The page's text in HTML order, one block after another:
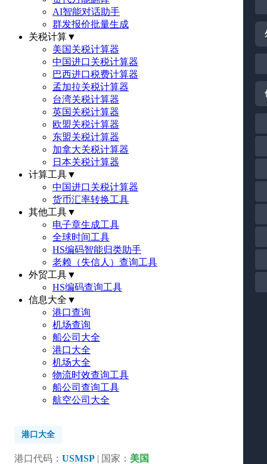
AI智能对话助手
群发报价批量生成
关税计算▼
美国关税计算器
中国进口关税计算器
巴西进口税费计算器
孟加拉关税计算器
台湾关税计算器
英国关税计算器
欧盟关税计算器
东盟关税计算器
加拿大关税计算器
日本关税计算器
计算工具▼
中国进口关税计算器
货币汇率转换工具
其他工具▼
电子章生成工具
全球时间工具
HS编码智能归类助手
老赖（失信人）查询工具
外贸工具▼
HS编码查询工具
信息大全 ▼
港口查询
机场查询
船公司大全
港口大全
机场大全
物流时效查询工具
船公司查询工具
航空公司大全
港口大全
港口代码： USMSP | 国家： 美国